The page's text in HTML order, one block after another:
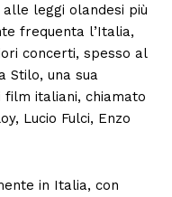
leggi olandesi più
frequenta l’Italia,
concerti, spesso al
Stilo, una sua
film italiani, chiamato
Lucio Fulci, Enzo
in Italia, con